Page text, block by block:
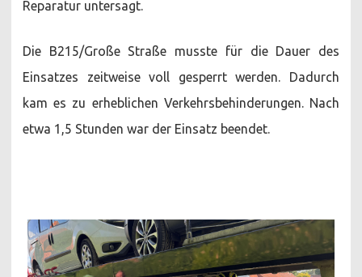
Reparatur untersagt.
Die B215/Große Straße musste für die Dauer des
Einsatzes zeitweise voll gesperrt werden. Dadurch
kam es zu erheblichen Verkehrsbehinderungen. Nach
etwa 1,5 Stunden war der Einsatz beendet.